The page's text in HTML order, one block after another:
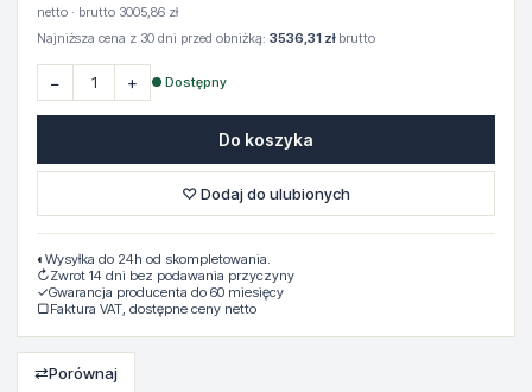
netto · brutto 3005,86 zł
Najniższa cena z 30 dni przed obniżką: 3536,31 złbrutto
− + ● Dostępny
Do koszyka
♡ Dodaj do ulubionych
◐ Wysyłka do 24h od skompletowania.
↻Zwrot 14 dni bez podawania przyczyny
✓Gwarancja producenta do 60 miesięcy
▢Faktura VAT, dostępne ceny netto
⇄Porównaj